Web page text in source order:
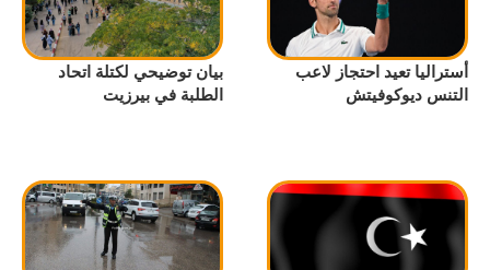
أستراليا تعيد احتجاز لاعب
التنس ديوكوفيتش
بيان توضيحي لكتلة اتحاد
الطلبة في بيرزيت